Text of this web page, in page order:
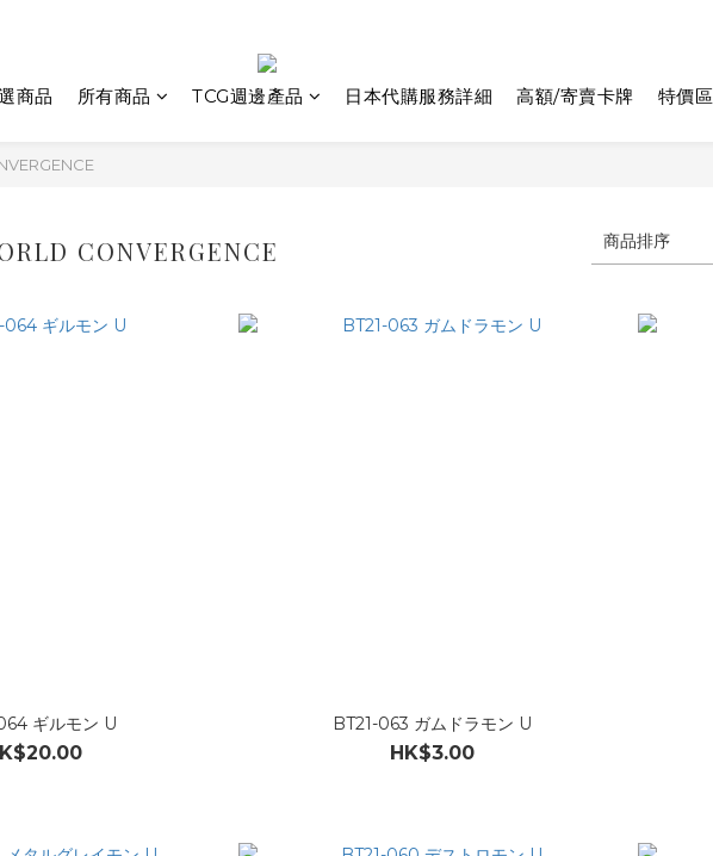
商品 所有商品 TCG週邊產品 日本代購服務詳細 高額/寄賣卡牌 特價區
CONVERGENCE 商品排序
ギルモン U BT21-063 ガムドラモン U
HK$3.00